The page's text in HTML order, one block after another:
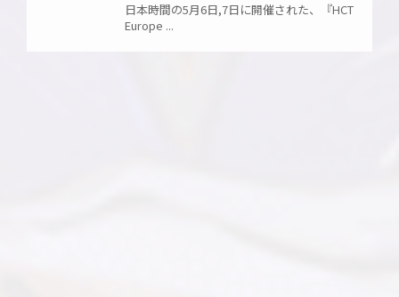
日本時間の5月6日,7日に開催された、『HCT
Europe ...